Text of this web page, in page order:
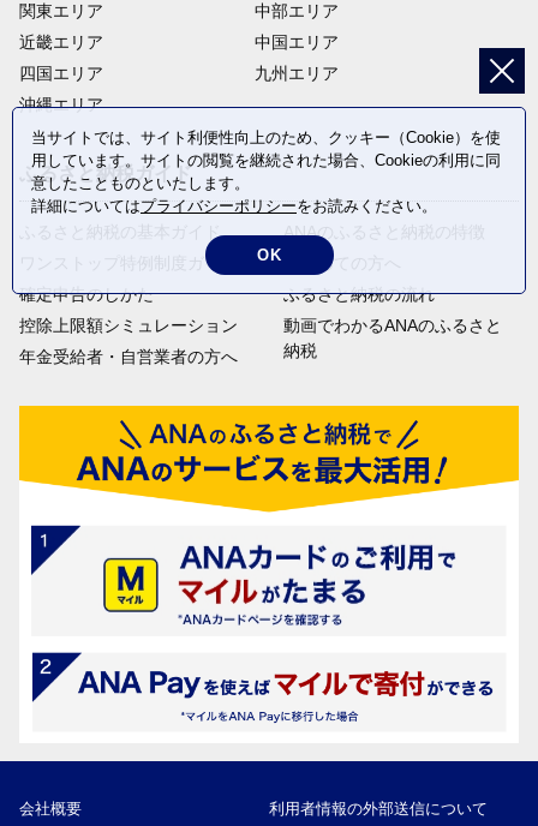
関東エリア
近畿エリア
四国エリア
沖縄エリア
中部エリア
中国エリア
九州エリア
ふるさと納税ガイド
ふるさと納税の基本ガイド
ワンストップ特例制度ガイド
確定申告のしかた
控除上限額シミュレーション
年金受給者・自営業者の方へ
ANAのふるさと納税の特徴
はじめての方へ
ふるさと納税の流れ
動画でわかるANAのふるさと
納税
会社概要 利用者情報の外部送信について
当サイトでは、サイト利便性向上のため、クッキー（Cookie）を使
用しています。サイトの閲覧を継続された場合、Cookieの利用に同
意したことものといたします。
詳細についてはプライバシーポリシーをお読みください。
OK